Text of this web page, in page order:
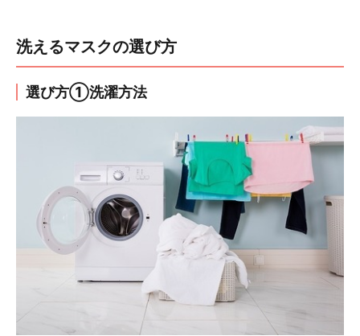
洗えるマスクの選び方
選び方①洗濯方法